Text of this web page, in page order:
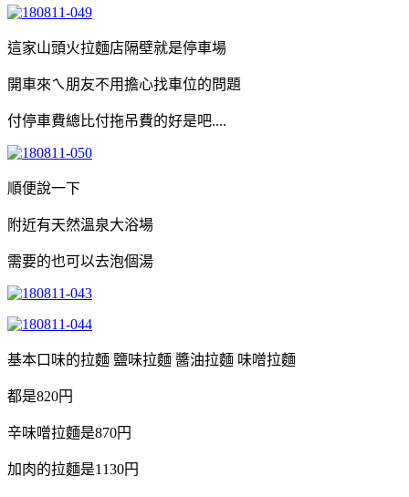
這家山頭火拉麵店隔壁就是停車場
開車來ㄟ朋友不用擔心找車位的問題
付停車費總比付拖吊費的好是吧....
順便說一下
附近有天然溫泉大浴場
需要的也可以去泡個湯
基本口味的拉麵 鹽味拉麵 醬油拉麵 味噌拉麵
都是820円
辛味噌拉麵是870円
加肉的拉麵是1130円